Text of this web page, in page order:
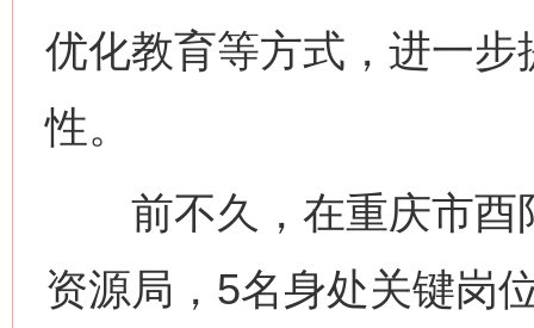
优化教育等方式，进一
性。
前不久，在重庆市酉
资源局，5名身处关键岗